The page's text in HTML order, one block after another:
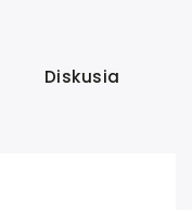
Diskusia